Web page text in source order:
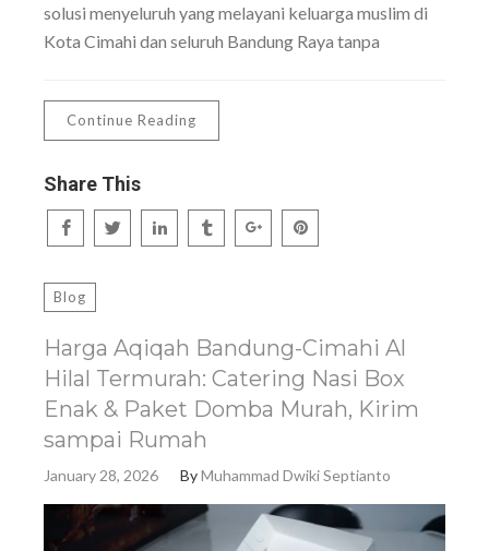
solusi menyeluruh yang melayani keluarga muslim di
Kota Cimahi dan seluruh Bandung Raya tanpa
Continue Reading
Share This
Blog
Harga Aqiqah Bandung-Cimahi Al
Hilal Termurah: Catering Nasi Box
Enak & Paket Domba Murah, Kirim
sampai Rumah
January 28, 2026 ByMuhammad Dwiki Septianto